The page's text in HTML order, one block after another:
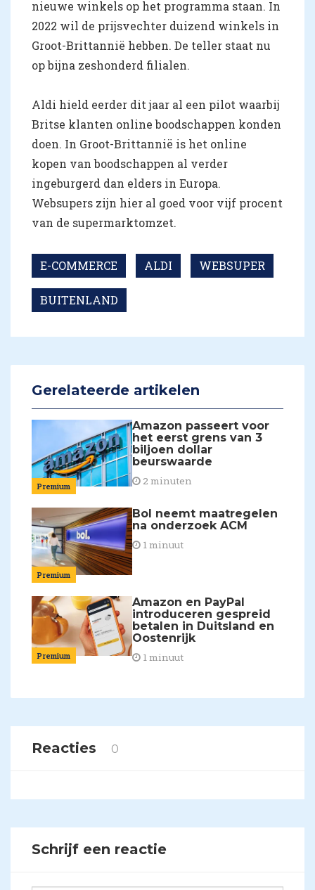
nieuwe winkels op het programma staan. In
2022 wil de prijsvechter duizend winkels in
Groot-Brittannië hebben. De teller staat nu
op bijna zeshonderd filialen.
Aldi hield eerder dit jaar al een pilot waarbij
Britse klanten online boodschappen konden
doen. In Groot-Brittannië is het online
kopen van boodschappen al verder
ingeburgerd dan elders in Europa.
Websupers zijn hier al goed voor vijf procent
van de supermarktomzet.
E-COMMERCE ALDI WEBSUPER
BUITENLAND
Gerelateerde artikelen
Premium
Amazon passeert voor
het eerst grens van 3
biljoen dollar
beurswaarde
2 minuten
Premium
Bol neemt maatregelen
na onderzoek ACM
1 minuut
Premium
Amazon en PayPal
introduceren gespreid
betalen in Duitsland en
Oostenrijk
1 minuut
Reacties 0
Schrijf een reactie